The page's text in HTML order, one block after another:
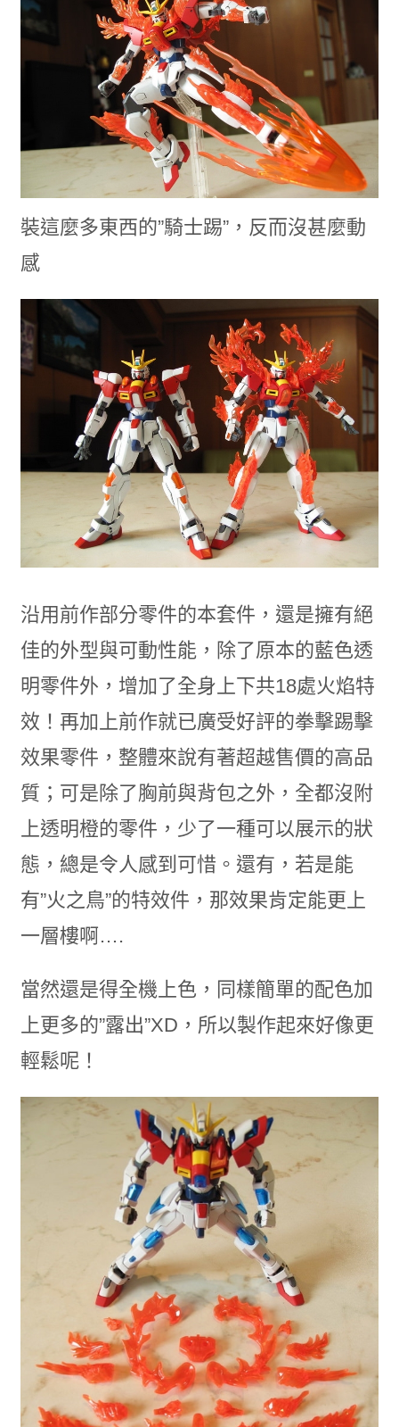
裝這麼多東西的”騎士踢”，反而沒甚麼動
感
沿用前作部分零件的本套件，還是擁有絕
佳的外型與可動性能，除了原本的藍色透
明零件外，增加了全身上下共18處火焰特
效！再加上前作就已廣受好評的拳擊踢擊
效果零件，整體來說有著超越售價的高品
質；可是除了胸前與背包之外，全都沒附
上透明橙的零件，少了一種可以展示的狀
態，總是令人感到可惜。還有，若是能
有”火之鳥”的特效件，那效果肯定能更上
一層樓啊….
當然還是得全機上色，同樣簡單的配色加
上更多的”露出”XD，所以製作起來好像更
輕鬆呢！